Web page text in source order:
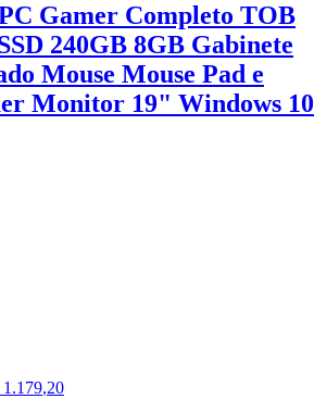
Gamer Completo TOB
240GB 8GB Gabinete
Mouse Mouse Pad e
Monitor 19" Windows 10
1.179,20